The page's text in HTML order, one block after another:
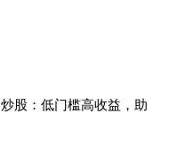
股：低门槛高收益，助